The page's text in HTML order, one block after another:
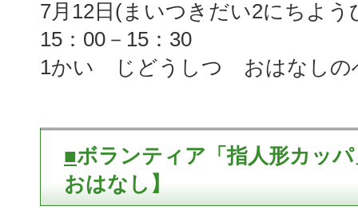
7月12日(まいつきだい2にちよう
15：00－15：30
1かい じどうしつ おはなしの
■ボランティア「指人形カッ
おはなし】